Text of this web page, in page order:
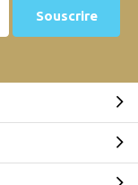
Souscrire